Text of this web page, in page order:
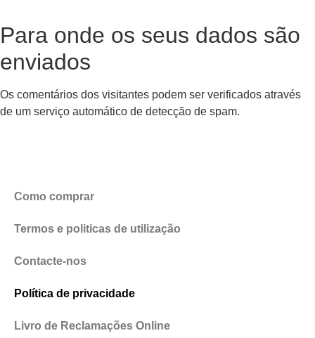
Para onde os seus dados são
enviados
Os comentários dos visitantes podem ser verificados através
de um serviço automático de detecção de spam.
Como comprar
Termos e politicas de utilização
Contacte-nos
Política de privacidade
Livro de Reclamações Online